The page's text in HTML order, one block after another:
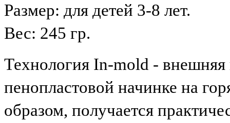
Размер: для детей 3-8 лет.
Вес: 245 гр.
Технология In-mold - внешняя
пенопластовой начинке на
образом, получается